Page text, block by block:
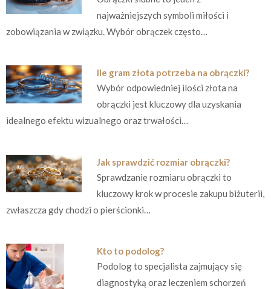
najważniejszych symboli miłości i
zobowiązania w związku. Wybór obrączek często…
Ile gram złota potrzeba na obrączki?
Wybór odpowiedniej ilości złota na
obrączki jest kluczowy dla uzyskania
idealnego efektu wizualnego oraz trwałości…
Jak sprawdzić rozmiar obrączki?
Sprawdzanie rozmiaru obrączki to
kluczowy krok w procesie zakupu biżuterii,
zwłaszcza gdy chodzi o pierścionki…
Kto to podolog?
Podolog to specjalista zajmujący się
diagnostyką oraz leczeniem schorzeń